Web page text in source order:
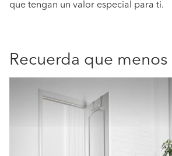
que tengan un valor especial para ti.
Recuerda que menos